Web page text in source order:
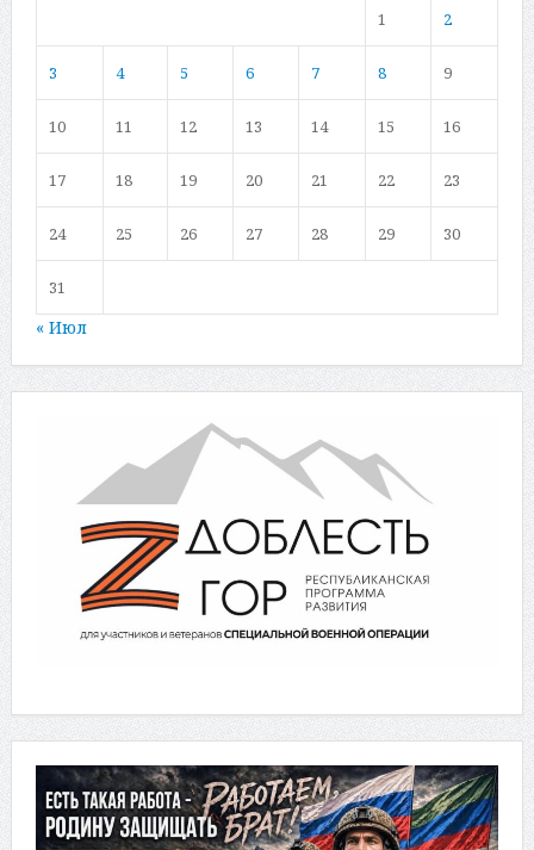
1 2
3 4 5 6 7 8 9
10 11 12 13 14 15 16
17 18 19 20 21 22 23
24 25 26 27 28 29 30
31
« Июл